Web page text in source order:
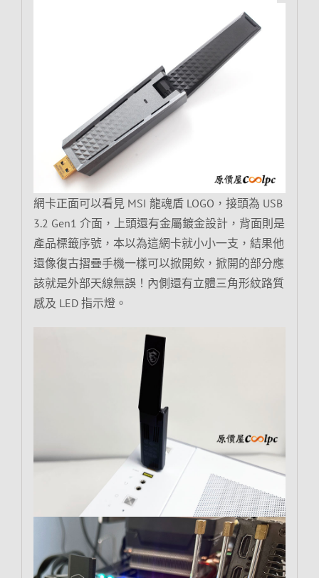
網卡正面可以看見 MSI 龍魂盾 LOGO，接頭為 USB
3.2 Gen1 介面，上頭還有金屬鍍金設計，背面則是
產品標籤序號，本以為這網卡就小小一支，結果他
還像復古摺疊手機一樣可以掀開欸，掀開的部分應
該就是外部天線無誤！內側還有立體三角形紋路質
感及 LED 指示燈。